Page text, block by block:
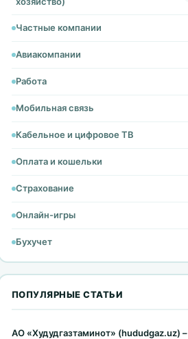
Частные компании
Авиакомпании
Работа
Мобильная связь
Кабельное и цифровое ТВ
Оплата и кошельки
Страхование
Онлайн-игры
Бухучет
ПОПУЛЯРНЫЕ СТАТЬИ
АО «Худудгазтаминот» (hududgaz.uz) –